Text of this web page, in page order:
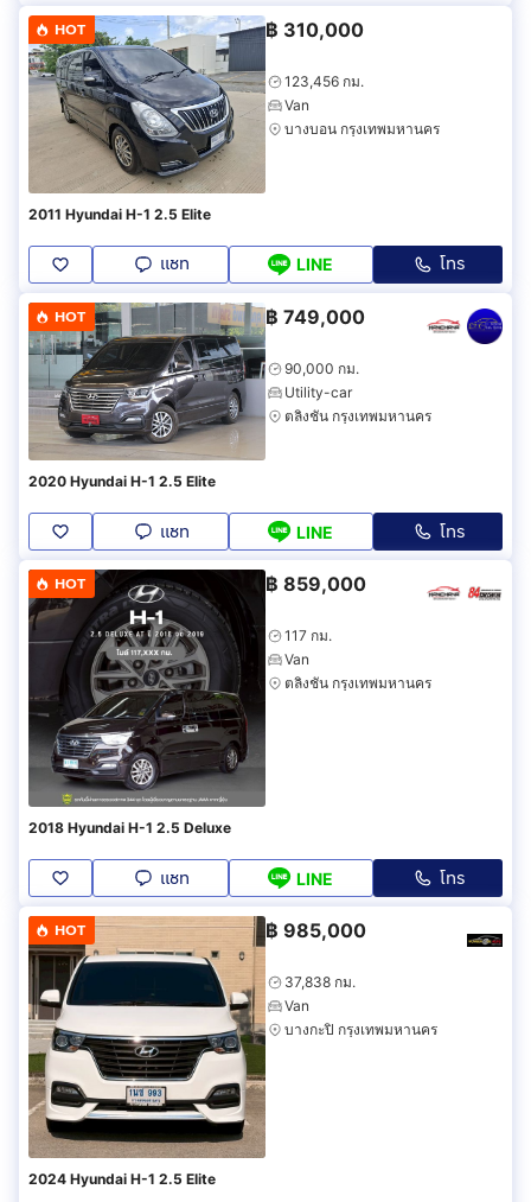
HOT ฿ 310,000
123,456 กม.
Van
บางบอน กรุงเทพมหานคร
2011 Hyundai H-1 2.5 Elite
แชท LINE โทร
HOT ฿ 749,000
90,000 กม.
Utility-car
ตลิ่งชัน กรุงเทพมหานคร
2020 Hyundai H-1 2.5 Elite
แชท LINE โทร
HOT ฿ 859,000
117 กม.
Van
ตลิ่งชัน กรุงเทพมหานคร
2018 Hyundai H-1 2.5 Deluxe
แชท LINE โทร
HOT ฿ 985,000
37,838 กม.
Van
บางกะปิ กรุงเทพมหานคร
2024 Hyundai H-1 2.5 Elite